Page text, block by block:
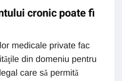
cronic poate fi
medicale private fac
din domeniu pentru
care să permită